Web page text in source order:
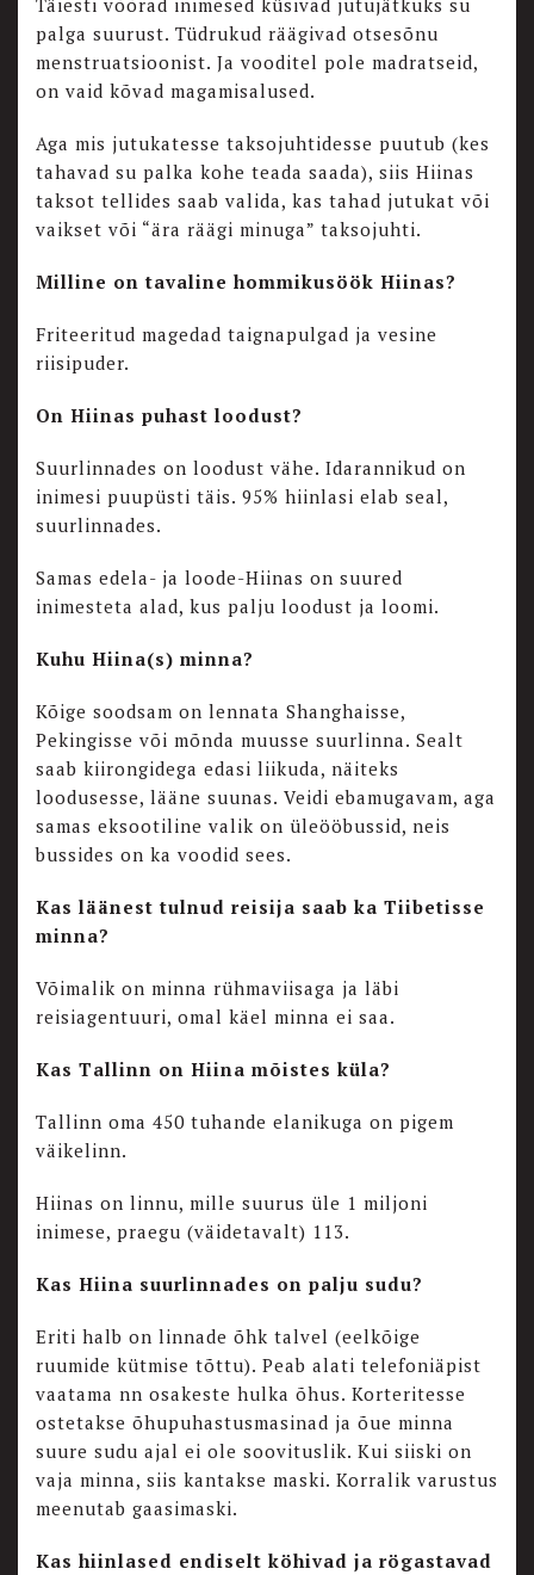
Täiesti võõrad inimesed küsivad jutujätkuks su
palga suurust. Tüdrukud räägivad otsesõnu
menstruatsioonist. Ja vooditel pole madratseid,
on vaid kõvad magamisalused.
Aga mis jutukatesse taksojuhtidesse puutub (kes
tahavad su palka kohe teada saada), siis Hiinas
taksot tellides saab valida, kas tahad jutukat või
vaikset või “ära räägi minuga” taksojuhti.
Milline on tavaline hommikusöök Hiinas?
Friteeritud magedad taignapulgad ja vesine
riisipuder.
On Hiinas puhast loodust?
Suurlinnades on loodust vähe. Idarannikud on
inimesi puupüsti täis. 95% hiinlasi elab seal,
suurlinnades.
Samas edela- ja loode-Hiinas on suured
inimesteta alad, kus palju loodust ja loomi.
Kuhu Hiina(s) minna?
Kõige soodsam on lennata Shanghaisse,
Pekingisse või mõnda muusse suurlinna. Sealt
saab kiirongidega edasi liikuda, näiteks
loodusesse, lääne suunas. Veidi ebamugavam, aga
samas eksootiline valik on üleööbussid, neis
bussides on ka voodid sees.
Kas läänest tulnud reisija saab ka Tiibetisse
minna?
Võimalik on minna rühmaviisaga ja läbi
reisiagentuuri, omal käel minna ei saa.
Kas Tallinn on Hiina mõistes küla?
Tallinn oma 450 tuhande elanikuga on pigem
väikelinn.
Hiinas on linnu, mille suurus üle 1 miljoni
inimese, praegu (väidetavalt) 113.
Kas Hiina suurlinnades on palju sudu?
Eriti halb on linnade õhk talvel (eelkõige
ruumide kütmise tõttu). Peab alati telefoniäpist
vaatama nn osakeste hulka õhus. Korteritesse
ostetakse õhupuhastusmasinad ja õue minna
suure sudu ajal ei ole soovituslik. Kui siiski on
vaja minna, siis kantakse maski. Korralik varustus
meenutab gaasimaski.
Kas hiinlased endiselt köhivad ja rögastavad